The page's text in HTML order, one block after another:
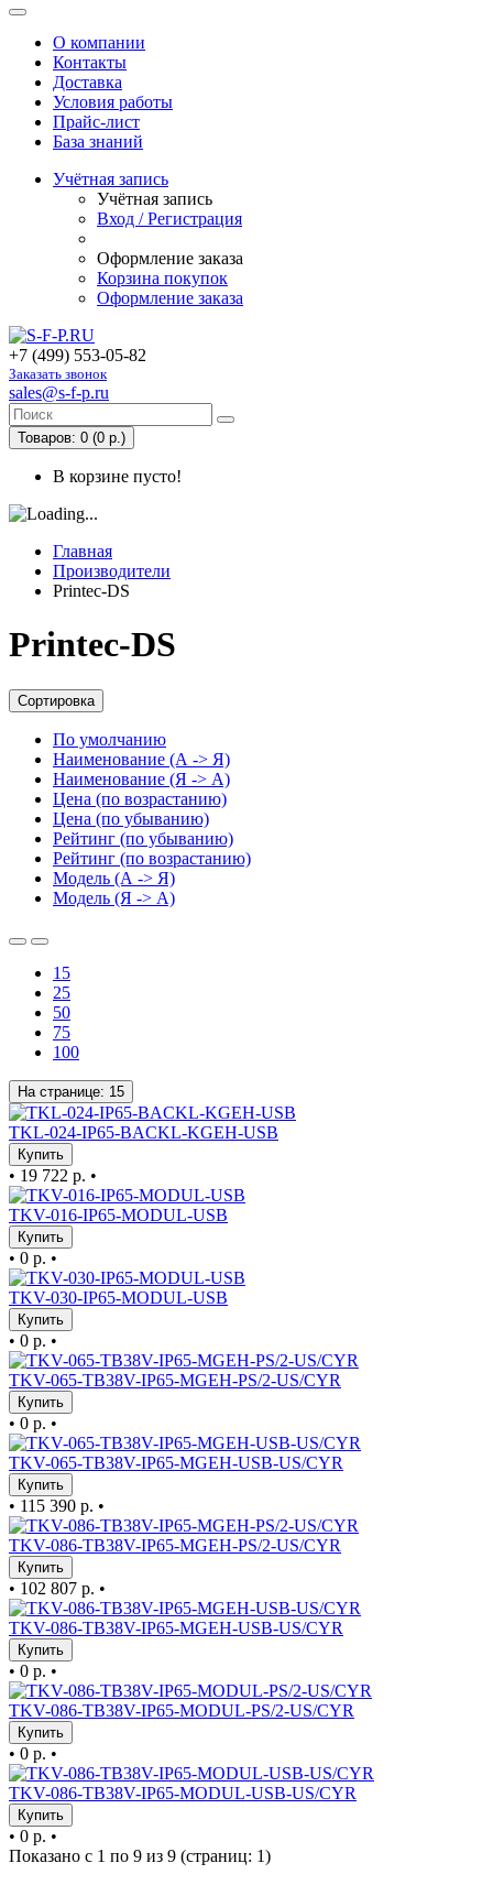
О компании
Контакты
Доставка
Условия работы
Прайс-лист
База знаний
Учётная запись
Учётная запись
Вход / Регистрация
Оформление заказа
Корзина покупок
Оформление заказа
+7 (499) 553-05-82
Заказать звонок
sales@s-f-p.ru
Товаров: 0 (0 р.)
В корзине пусто!
Главная
Производители
Printec-DS
Printec-DS
Сортировка
По умолчанию
Наименование (А -> Я)
Наименование (Я -> А)
Цена (по возрастанию)
Цена (по убыванию)
Рейтинг (по убыванию)
Рейтинг (по возрастанию)
Модель (А -> Я)
Модель (Я -> А)
15
25
50
75
100
На странице: 15
TKL-024-IP65-BACKL-KGEH-USB
Купить
• 19 722 р. •
TKV-016-IP65-MODUL-USB
Купить
• 0 р. •
TKV-030-IP65-MODUL-USB
Купить
• 0 р. •
TKV-065-TB38V-IP65-MGEH-PS/2-US/CYR
Купить
• 0 р. •
TKV-065-TB38V-IP65-MGEH-USB-US/CYR
Купить
• 115 390 р. •
TKV-086-TB38V-IP65-MGEH-PS/2-US/CYR
Купить
• 102 807 р. •
TKV-086-TB38V-IP65-MGEH-USB-US/CYR
Купить
• 0 р. •
TKV-086-TB38V-IP65-MODUL-PS/2-US/CYR
Купить
• 0 р. •
TKV-086-TB38V-IP65-MODUL-USB-US/CYR
Купить
• 0 р. •
Показано с 1 по 9 из 9 (страниц: 1)